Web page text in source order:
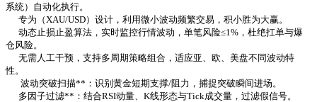
系统）自动化执行。
专为（XAU/USD）设计，利用微小波动频繁交易，积小胜为大赢。
动态止损止盈算法，实时监控行情波动，单笔风险≤1%，杜绝扛单与爆
仓风险。
无需人工干预，支持多周期策略组合，适应亚、欧、美盘不同波动特
性。
波动突破扫描**：识别黄金短期支撑/阻力，捕捉突破瞬间进场。
多因子过滤**：结合RSI动量、K线形态与Tick成交量，过滤假信号。